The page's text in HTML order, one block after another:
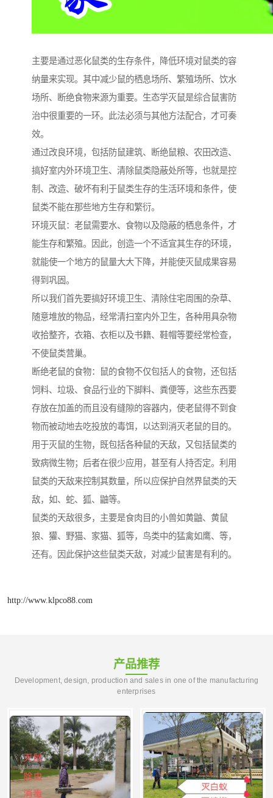
主要是通过恶化鼠类的生存条件，降低环境对鼠类的容
纳量来实现。其中减少鼠的栖息场所、繁殖场所、饮水
场所、断绝食物来源为重要。生态学灭鼠是综合鼠害防
治中很重要的一环。此法必须与其他方法配合，才可奏
效。
通过改良环境，包括防鼠建筑、断绝鼠粮、农田改造、
搞好室内外环境卫生、清除鼠类隐蔽处所等，也就是控
制、改造、破坏有利于鼠类生存的生活环境和条件，使
鼠类不能在那些地方生存和繁衍。
环境灭鼠：老鼠需要水、食物以及隐蔽的栖息条件，才
能生存和繁殖。因此，创造一个不适宜其生存的环境，
就能使一个地方的鼠量大大下降，并能使灭鼠成果容易
得到巩固。
所以我们首先要搞好环境卫生、清除住宅周围的杂草、
随意堆放的物品，经常清扫室内外卫生，各种用具杂物
收拾整齐，衣箱、衣柜以及书籍、鞋帽等要经常检查，
不使鼠类营巢。
断绝老鼠的食物：鼠的食物不仅包括人的食物，还包括
饲料、垃圾、食品行业的下脚料、粪便等，这些东西要
存放在加盖的而且没有缝隙的容器内，使老鼠得不到食
物而被动地去吃投放的毒饵，以达到消灭老鼠的目的。
用于灭鼠的生物，既包括各种鼠的天敌，又包括鼠类的
致病微生物；后者在很少应用，甚至有人持否定。利用
鼠类的天敌来控制其数量，所以应保护自然界鼠类的天
敌，如、蛇、狐、鼬等。
鼠类的天敌很多，主要是食肉目的小兽如黄鼬、黄鼠
狼、獾、野猫、家猫、狐等，鸟类中的猛禽如鹰、等，
还有。因此保护这些鼠类天敌，对减少鼠害是有利的。
http://www.klpco88.com
产品推荐
Development, design, production and sales in one of the manufacturing
enterprises